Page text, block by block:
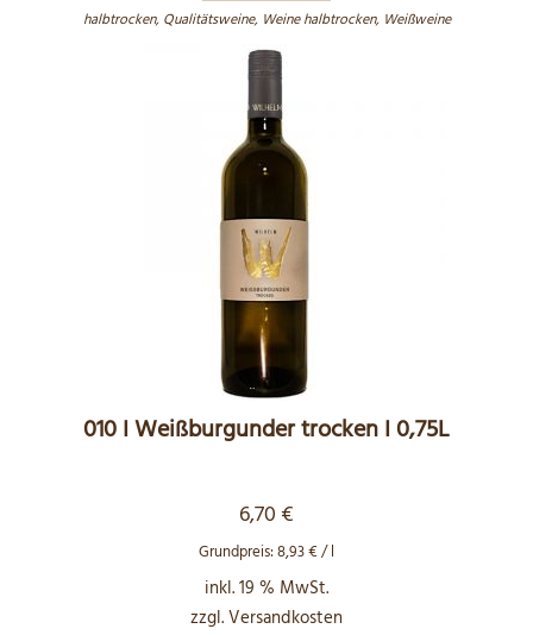
halbtrocken, Qualitätsweine, Weine halbtrocken, Weißweine
010 I Weißburgunder trocken I 0,75L
6,70 €
Grundpreis:8,93€/l
inkl. 19 % MwSt.
zzgl.Versandkosten